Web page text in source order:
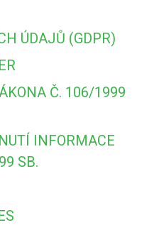
ÚDAJŮ (GDPR)
Č. 106/1999
INFORMACE
SB.